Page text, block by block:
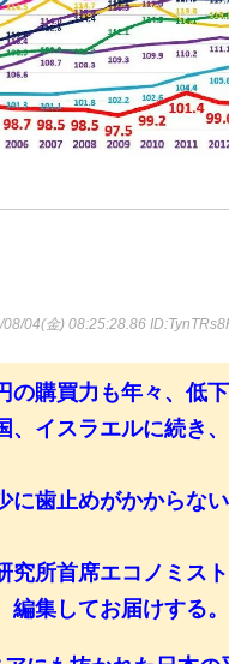
08/04(金) 08:25:28.86
の購買力も年々、低
、イスラエルに続き
に歯止めがかからな
究所首席エコノミス
編集してお届けする。